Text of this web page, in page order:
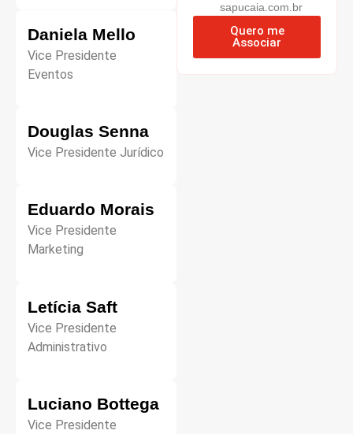
Daniela Mello
Vice Presidente
Eventos
Douglas Senna
Vice Presidente Jurídico
Eduardo Morais
Vice Presidente
Marketing
Letícia Saft
Vice Presidente
Administrativo
Luciano Bottega
Vice Presidente
sapucaia.com.br
Quero me
Associar